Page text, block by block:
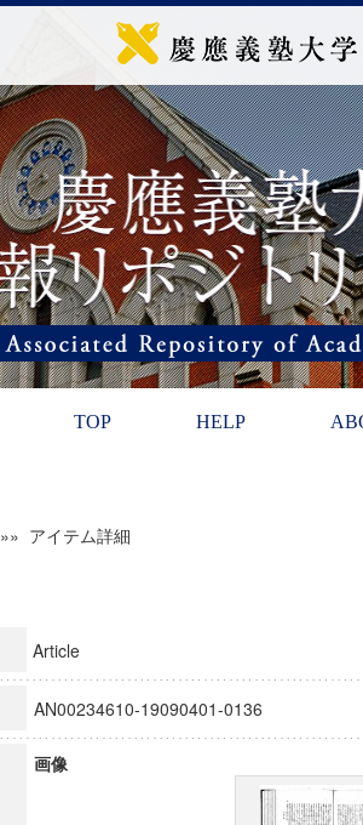
TOP HELP
»» アイテム詳細
Article
AN00234610-19090401-0136
画像